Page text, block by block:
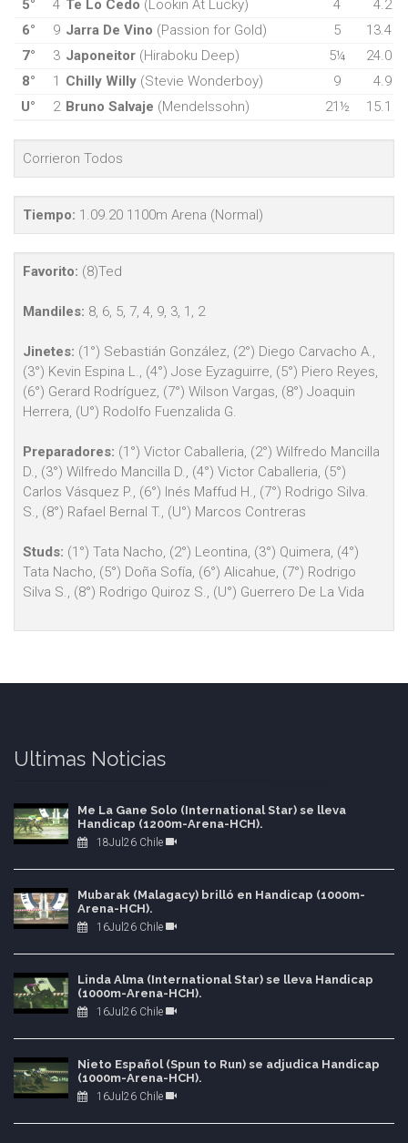
5° 4 Te Lo Cedo (Lookin At Lucky) 4
4.2
6°
9 Jarra De Vino (Passion for Gold) 5
13.4
7°
3 Japoneitor (Hiraboku Deep) 5¼
24.0
8°
1 Chilly Willy (Stevie Wonderboy) 9
4.9
U°
2 Bruno Salvaje (Mendelssohn) 21½ 15.1
Corrieron Todos
Tiempo: 1.09.20 1100m Arena (Normal)
Favorito: (8)Ted
Mandiles: 8, 6, 5, 7, 4, 9, 3, 1, 2
Jinetes: (1°) Sebastián González, (2°) Diego Carvacho A.,
(3°) Kevin Espina L., (4°) Jose Eyzaguirre, (5°) Piero Reyes,
(6°) Gerard Rodríguez, (7°) Wilson Vargas, (8°) Joaquin
Herrera, (U°) Rodolfo Fuenzalida G.
Preparadores: (1°) Victor Caballeria, (2°) Wilfredo Mancilla
D., (3°) Wilfredo Mancilla D., (4°) Victor Caballeria, (5°)
Carlos Vásquez P., (6°) Inés Maffud H., (7°) Rodrigo Silva.
S., (8°) Rafael Bernal T., (U°) Marcos Contreras
Studs: (1°) Tata Nacho, (2°) Leontina, (3°) Quimera, (4°)
Tata Nacho, (5°) Doña Sofía, (6°) Alicahue, (7°) Rodrigo
Silva S., (8°) Rodrigo Quiroz S., (U°) Guerrero De La Vida
Ultimas Noticias
Me La Gane Solo (International Star) se lleva
Handicap (1200m-Arena-HCH).
18Jul26 Chile
Mubarak (Malagacy) brilló en Handicap (1000m-
Arena-HCH).
16Jul26 Chile
Linda Alma (International Star) se lleva Handicap
(1000m-Arena-HCH).
16Jul26 Chile
Nieto Español (Spun to Run) se adjudica Handicap
(1000m-Arena-HCH).
16Jul26 Chile